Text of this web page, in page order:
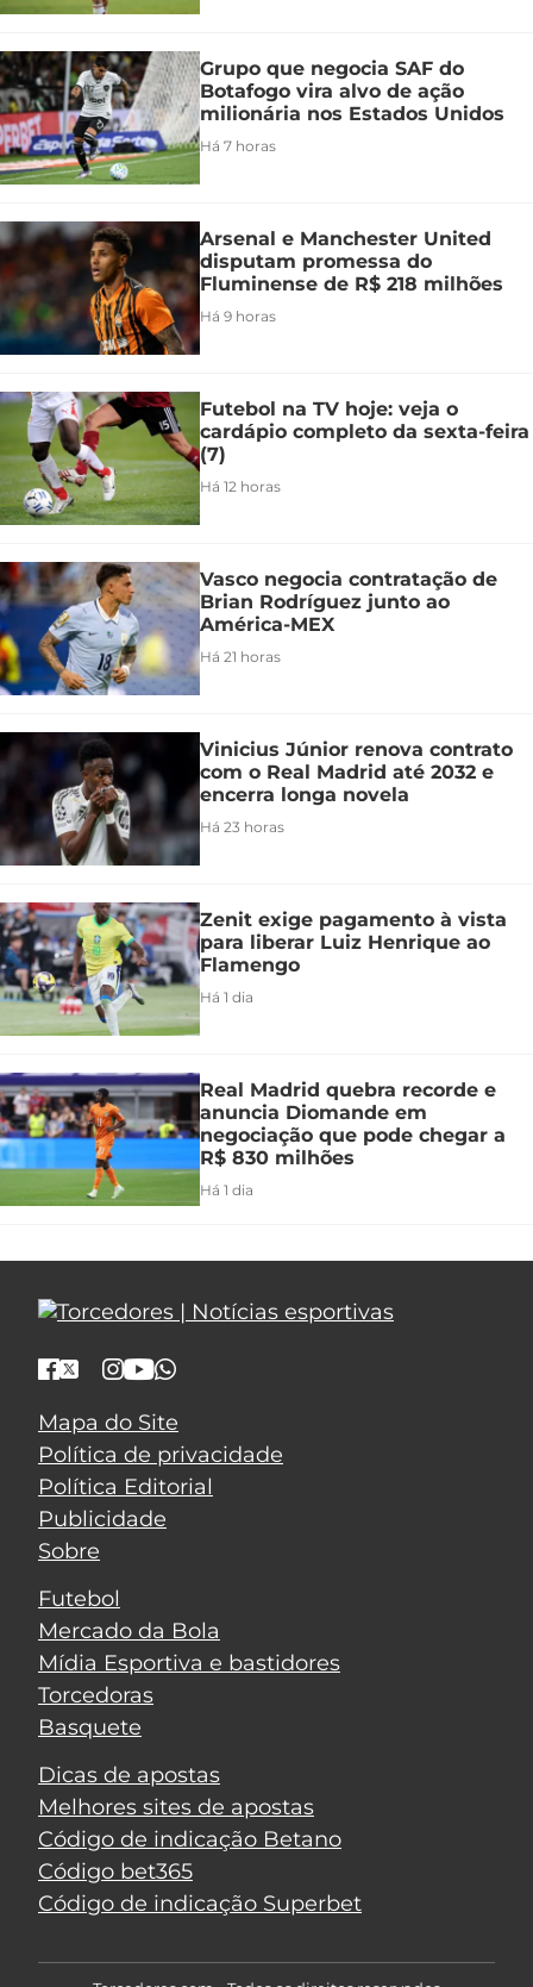
Grupo que negocia SAF do
Botafogo vira alvo de ação
milionária nos Estados Unidos
Há 7 horas
Arsenal e Manchester United
disputam promessa do
Fluminense de R$ 218 milhões
Há 9 horas
Futebol na TV hoje: veja o
cardápio completo da sexta-feira
(7)
Há 12 horas
Vasco negocia contratação de
Brian Rodríguez junto ao
América-MEX
Há 21 horas
Vinicius Júnior renova contrato
com o Real Madrid até 2032 e
encerra longa novela
Há 23 horas
Zenit exige pagamento à vista
para liberar Luiz Henrique ao
Flamengo
Há 1 dia
Real Madrid quebra recorde e
anuncia Diomande em
negociação que pode chegar a
R$ 830 milhões
Há 1 dia
Mapa do Site
Política de privacidade
Política Editorial
Publicidade
Sobre
Futebol
Mercado da Bola
Mídia Esportiva e bastidores
Torcedoras
Basquete
Dicas de apostas
Melhores sites de apostas
Código de indicação Betano
Código bet365
Código de indicação Superbet